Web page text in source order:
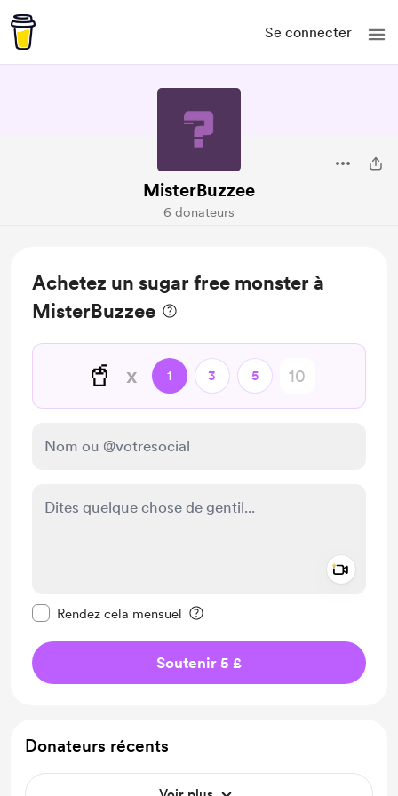
Se connecter
MisterBuzzee
6 donateurs
Achetez un sugar free monster à
MisterBuzzee
🥤 x 1 3 5
Rendez cela mensuel
Soutenir 5 £
Donateurs récents